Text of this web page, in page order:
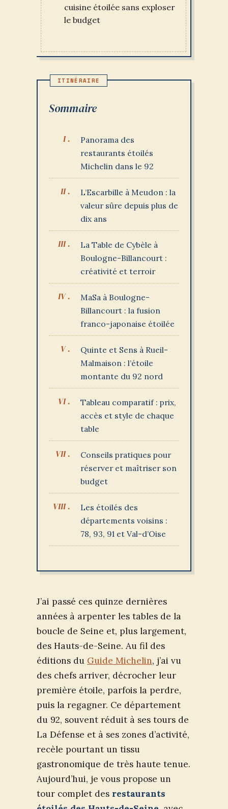
cuisine étoilée sans exploser
le budget
Sommaire
Panorama des
restaurants étoilés
Michelin dans le 92
L’Escarbille à Meudon : la
valeur sûre depuis plus de
dix ans
La Table de Cybèle à
Boulogne-Billancourt :
créativité et terroir
MaSa à Boulogne-
Billancourt : la fusion
franco-japonaise étoilée
Quinte et Sens à Rueil-
Malmaison : l’étoile
montante du 92 nord
Tableau comparatif : prix,
accès et style de chaque
table
Conseils pratiques pour
réserver et maîtriser son
budget
Les étoilés des
départements voisins :
78, 93, 91 et Val-d’Oise
J’ai passé ces quinze dernières
années à arpenter les tables de la
boucle de Seine et, plus largement,
des Hauts-de-Seine. Au fil des
éditions du Guide Michelin, j’ai vu
des chefs arriver, décrocher leur
première étoile, parfois la perdre,
puis la regagner. Ce département
du 92, souvent réduit à ses tours de
La Défense et à ses zones d’activité,
recèle pourtant un tissu
gastronomique de très haute tenue.
Aujourd’hui, je vous propose un
tour complet des restaurants